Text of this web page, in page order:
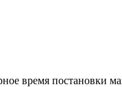
время